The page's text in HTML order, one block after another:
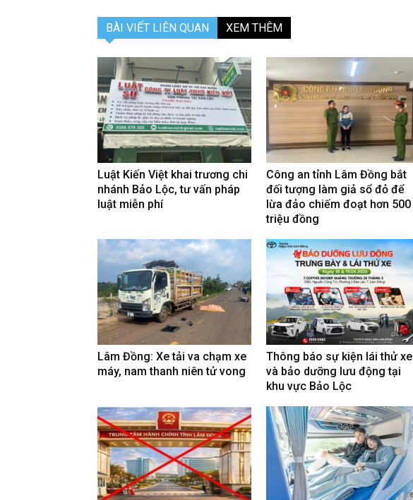
BÀI VIẾT LIÊN QUAN XEM THÊM
Luật Kiến Việt khai trương chi
nhánh Bảo Lộc, tư vấn pháp
luật miễn phí
Công an tỉnh Lâm Đồng bắt
đối tượng làm giả sổ đỏ để
lừa đảo chiếm đoạt hơn 500
triệu đồng
Lâm Đồng: Xe tải va chạm xe
máy, nam thanh niên tử vong
Thông báo sự kiện lái thử xe
và bảo dưỡng lưu động tại
khu vực Bảo Lộc